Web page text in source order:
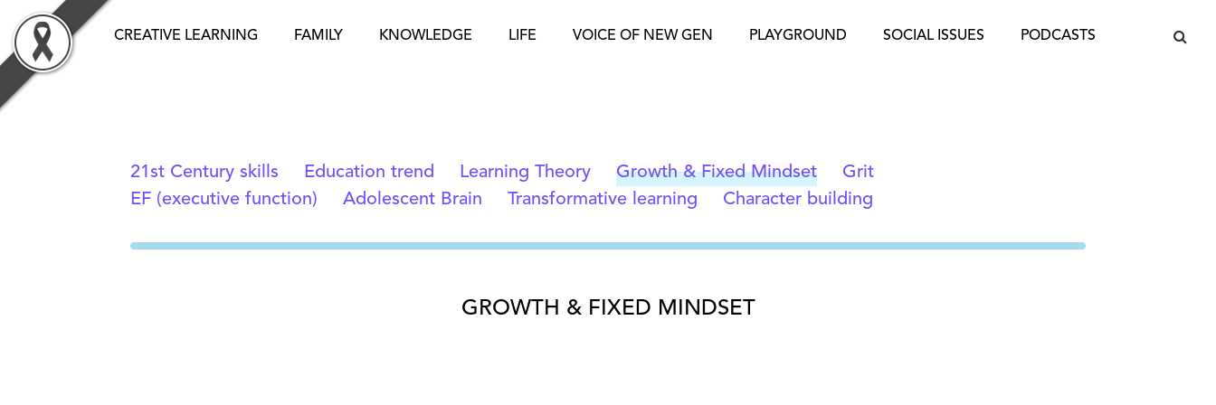
content
CREATIVE LEARNING FAMILY KNOWLEDGE LIFE VOICE OF NEW GEN PLAYGROUND SOCIAL ISSUES PODCASTS
21st Century skills Education trend Learning Theory Growth & Fixed Mindset
Grit
EF (executive function)
Adolescent Brain Transformative learning Character building
GROWTH & FIXED MINDSET